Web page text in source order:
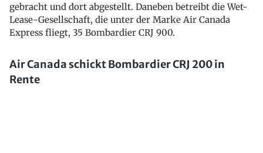
gebracht und dort abgestellt. Daneben betreibt die Wet-
Lease-Gesellschaft, die unter der Marke Air Canada
Express fliegt, 35 Bombardier CRJ 900.
Air Canada schickt Bombardier CRJ 200 in
Rente